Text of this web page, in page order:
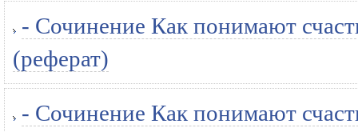
- Сочинение Как понимают
(реферат)
- Сочинение Как понимают